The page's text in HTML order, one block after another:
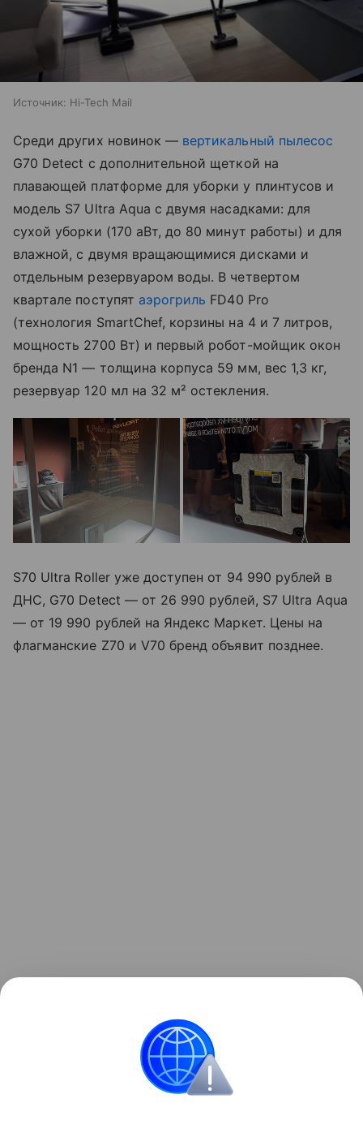
Источник: Hi-Tech Mail
Среди других новинок — вертикальный пылесос
G70 Detect с дополнительной щеткой на
плавающей платформе для уборки у плинтусов и
модель S7 Ultra Aqua с двумя насадками: для
сухой уборки (170 аВт, до 80 минут работы) и для
влажной, с двумя вращающимися дисками и
отдельным резервуаром воды. В четвертом
квартале поступят аэрогриль FD40 Pro
(технология SmartChef, корзины на 4 и 7 литров,
мощность 2700 Вт) и первый робот-мойщик окон
бренда N1 — толщина корпуса 59 мм, вес 1,3 кг,
резервуар 120 мл на 32 м² остекления.
S70 Ultra Roller уже доступен от 94 990 рублей в
ДНС, G70 Detect — от 26 990 рублей, S7 Ultra Aqua
— от 19 990 рублей на Яндекс Маркет. Цены на
флагманские Z70 и V70 бренд объявит позднее.